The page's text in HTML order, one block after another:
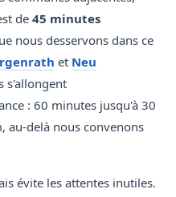
de 45 minutes
nous desservons dans ce
et Neu
s'allongent
: 60 minutes jusqu'à 30
au-delà nous convenons
évite les attentes inutiles.